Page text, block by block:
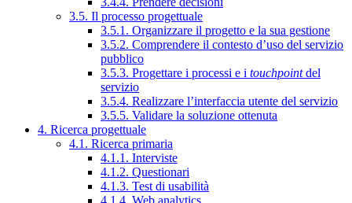
3.5. Il processo progettuale
3.5.1. Organizzare il progetto e la sua gestione
3.5.2. Comprendere il contesto d’uso del servizio
pubblico
3.5.3. Progettare i processi e i touchpointdel
servizio
3.5.4. Realizzare l’interfaccia utente del servizio
3.5.5. Validare la soluzione ottenuta
4. Ricerca progettuale
4.1. Ricerca primaria
4.1.1. Interviste
4.1.2. Questionari
4.1.3. Test di usabilità
4.1.4. Web analytics